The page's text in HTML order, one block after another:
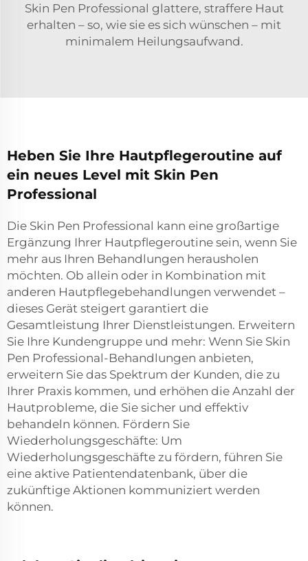
Skin Pen Professional glattere, straffere Haut
erhalten – so, wie sie es sich wünschen – mit
minimalem Heilungsaufwand.
Heben Sie Ihre Hautpflegeroutine auf
ein neues Level mit Skin Pen
Professional
Die Skin Pen Professional kann eine großartige
Ergänzung Ihrer Hautpflegeroutine sein, wenn Sie
mehr aus Ihren Behandlungen herausholen
möchten. Ob allein oder in Kombination mit
anderen Hautpflegebehandlungen verwendet –
dieses Gerät steigert garantiert die
Gesamtleistung Ihrer Dienstleistungen. Erweitern
Sie Ihre Kundengruppe und mehr: Wenn Sie Skin
Pen Professional-Behandlungen anbieten,
erweitern Sie das Spektrum der Kunden, die zu
Ihrer Praxis kommen, und erhöhen die Anzahl der
Hautprobleme, die Sie sicher und effektiv
behandeln können. Fördern Sie
Wiederholungsgeschäfte: Um
Wiederholungsgeschäfte zu fördern, führen Sie
eine aktive Patientendatenbank, über die
zukünftige Aktionen kommuniziert werden
können.